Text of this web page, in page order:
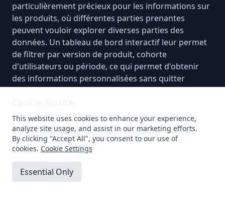
particulièrement précieux pour les informations sur
les produits, où différentes parties prenantes
peuvent vouloir explorer diverses parties des
données. Un tableau de bord interactif leur permet
de filtrer par version de produit, cohorte
d'utilisateurs ou période, ce qui permet d'obtenir
des informations personnalisées sans quitter
l'interface de visualisation.
avec discernement. Surcharger un tableau de bord
avec trop de widgets interactifs peut submerger les
utilisateurs, ce qui rend difficile la recherche des
essentiel : fournissez suffisamment de
fonctionnalités interactives pour permettre
This website uses cookies to enhance your experience,
analyze site usage, and assist in our marketing efforts.
By clicking "Accept All", you consent to our use of
cookies. Cookie Settings
Essential Only